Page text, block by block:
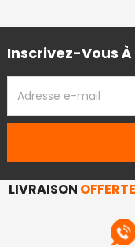
Inscrivez-Vous
EMAIL
LIVRAISON OFFERTE